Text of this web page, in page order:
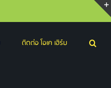
ติดต่อ โอเค เฮิร์บ